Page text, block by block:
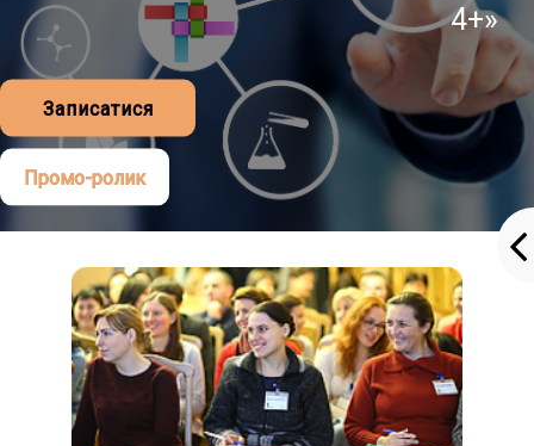
4+»
Записатися
Промо-ролик